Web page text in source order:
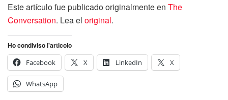
Este artículo fue publicado originalmente en The
Conversation. Lea el original.
Ho condiviso l'articolo
Facebook
X LinkedIn X
WhatsApp